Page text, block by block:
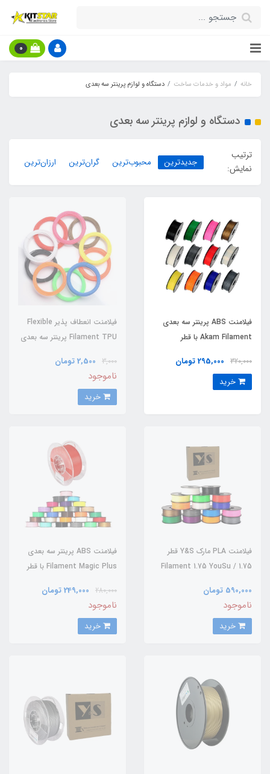
0
خانه مواد و خدمات ساخت دستگاه و لوازم پرینتر سه بعدی
دستگاه و لوازم پرینتر سه بعدی
ترتیب
نمایش:
جدیدترین محبوب‌ترین گران‌ترین ارزان‌ترین
فیلامنت ABS پرینتر سه بعدی
Akam Filament با قطر
320,000 295,000 تومان
فیلامنت انعطاف ‌پذیر Flexible
Filament TPU پرینتر سه بعدی
3,000 2,500 تومان
ناموجود
فيلامنت PLA مارک Y&S قطر
1.75 / Filament 1.75 YouSu
590,000 تومان
ناموجود
فیلامنت ABS پرینتر سه بعدی
Filament Magic Plus با قطر
280,000 249,000 تومان
ناموجود